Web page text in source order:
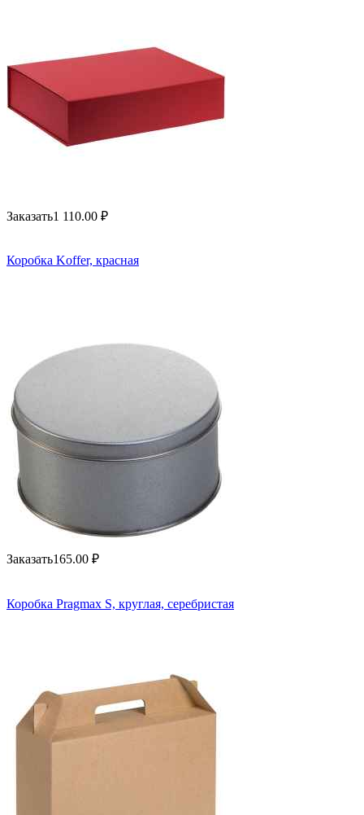
Заказать1 110.00 ₽
Коробка Koffer, красная
Заказать165.00 ₽
Коробка Pragmax S, круглая, серебристая